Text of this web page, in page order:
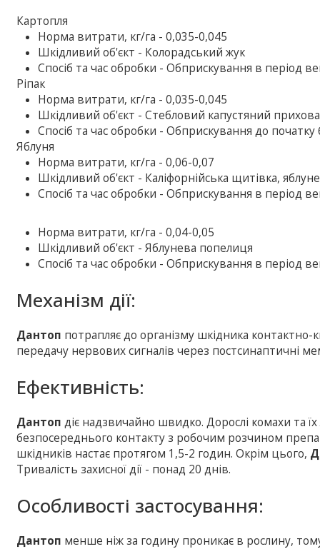
Картопля
Норма витрати, кг/га - 0,035-0,045
Шкідливий об'єкт - Колорадський жук
Спосіб та час обробки - Обприскування в період
Ріпак
Норма витрати, кг/га - 0,035-0,045
Шкідливий об'єкт - Стебловий капустяний
Спосіб та час обробки - Обприскування до початку
Яблуня
Норма витрати, кг/га - 0,06-0,07
Шкідливий об'єкт - Каліфорнійська щитівка,
Спосіб та час обробки - Обприскування в період
Норма витрати, кг/га - 0,04-0,05
Шкідливий об'єкт - Яблунева попелиця
Спосіб та час обробки - Обприскування в період
Механізм дії:
Дантоп потрапляє до організму шкідника
передачу нервових сигналів через постсинаптичні
Ефективність:
Дантоп діє надзвичайно швидко. Дорослі комахи та
безпосереднього контакту з робочим розчином
шкідників настає протягом 1,5-2 годин. Окрім цього,
Тривалість захисної дії - понад 20 днів.
Особливості застосування:
Дантоп менше ніж за годину проникає в рослину,